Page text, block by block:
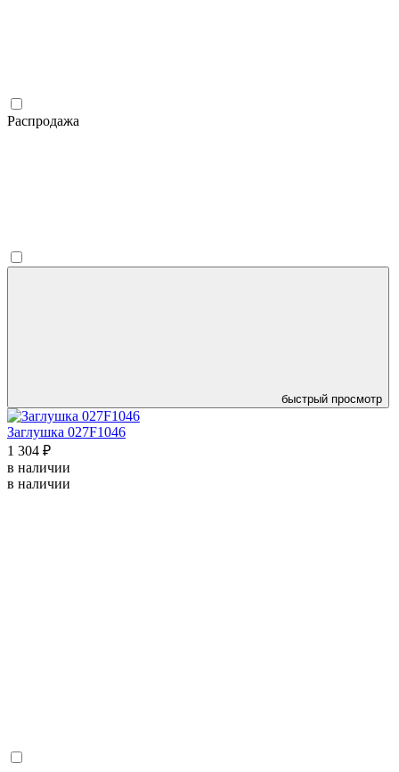
Распродажа
быстрый просмотр
Заглушка 027F1046
1 304 ₽
в наличии
в наличии